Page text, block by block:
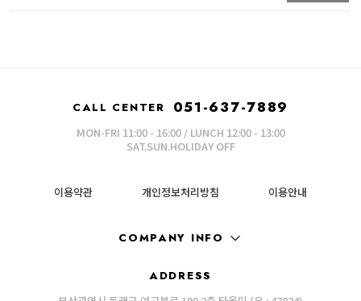
CALL CENTER 051-637-7889
MON-FRI 11:00 - 16:00 / LUNCH 12:00 - 13:00
SAT.SUN.HOLIDAY OFF
이용약관 개인정보처리방침 이용안내
COMPANY INFO
ADDRESS